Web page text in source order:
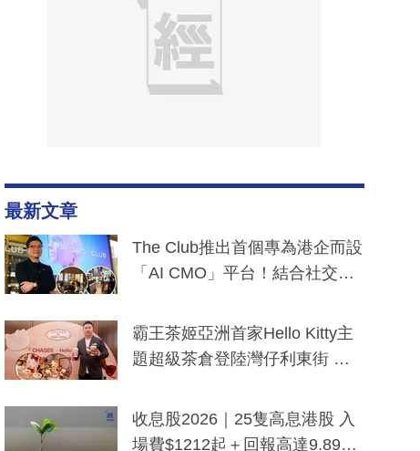
最新文章
The Club推出首個專為港企而設
「AI CMO」平台！結合社交聆
分鐘生成「貼地」宣傳短片
霸王茶姬亞洲首家Hello Kitty主
題超級茶倉登陸灣仔利東街 推
y及香港限定特調系列
收息股2026｜25隻高息港股 入
場費$1212起＋回報高達9.89